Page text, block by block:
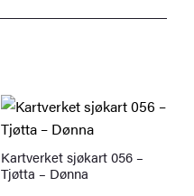
Kartverket sjøkart 056 –
Tjøtta – Dønna